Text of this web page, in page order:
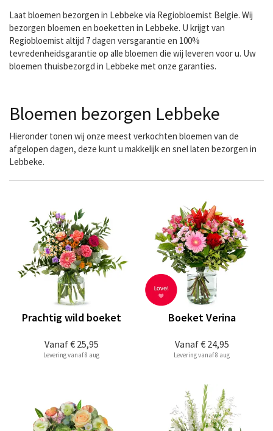
Laat bloemen bezorgen in Lebbeke via Regiobloemist Belgie. Wij
bezorgen bloemen en boeketten in Lebbeke. U krijgt van
Regiobloemist altijd 7 dagen versgarantie en 100%
tevredenheidsgarantie op alle bloemen die wij leveren voor u. Uw
bloemen thuisbezorgd in Lebbeke met onze garanties.
Bloemen bezorgen Lebbeke
Hieronder tonen wij onze meest verkochten bloemen van de
afgelopen dagen, deze kunt u makkelijk en snel laten bezorgen in
Lebbeke.
Vanaf€ 25,95
Prachtig wild boeket
Levering vanaf 8 aug
Vanaf€ 24,95
Boeket Verina
Levering vanaf 8 aug